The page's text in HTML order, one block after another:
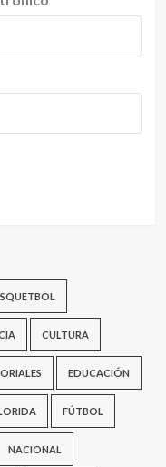
CULTURA
EDUCACIÓN
FÚTBOL
NACIONAL